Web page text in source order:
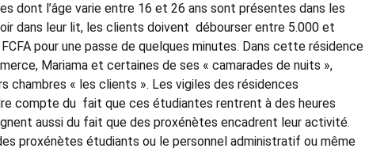
dont l’âge varie entre 16 et 26 ans sont présentes dans les
dans leur lit, les clients doivent débourser entre 5.000 et
pour une passe de quelques minutes. Dans cette résidence
Mariama et certaines de ses « camarades de nuits »,
chambres « les clients ». Les vigiles des résidences
compte du fait que ces étudiantes rentrent à des heures
aussi du fait que des proxénètes encadrent leur activité.
proxénètes étudiants ou le personnel administratif ou même